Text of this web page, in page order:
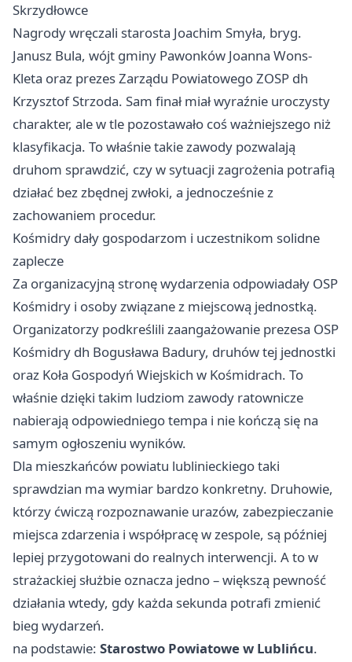
Skrzydłowce
Nagrody wręczali starosta Joachim Smyła, bryg.
Janusz Bula, wójt gminy Pawonków Joanna Wons-
Kleta oraz prezes Zarządu Powiatowego ZOSP dh
Krzysztof Strzoda. Sam finał miał wyraźnie uroczysty
charakter, ale w tle pozostawało coś ważniejszego niż
klasyfikacja. To właśnie takie zawody pozwalają
druhom sprawdzić, czy w sytuacji zagrożenia potrafią
działać bez zbędnej zwłoki, a jednocześnie z
zachowaniem procedur.
Kośmidry dały gospodarzom i uczestnikom solidne
zaplecze
Za organizacyjną stronę wydarzenia odpowiadały OSP
Kośmidry i osoby związane z miejscową jednostką.
Organizatorzy podkreślili zaangażowanie prezesa OSP
Kośmidry dh Bogusława Badury, druhów tej jednostki
oraz Koła Gospodyń Wiejskich w Kośmidrach. To
właśnie dzięki takim ludziom zawody ratownicze
nabierają odpowiedniego tempa i nie kończą się na
samym ogłoszeniu wyników.
Dla mieszkańców powiatu lublinieckiego taki
sprawdzian ma wymiar bardzo konkretny. Druhowie,
którzy ćwiczą rozpoznawanie urazów, zabezpieczanie
miejsca zdarzenia i współpracę w zespole, są później
lepiej przygotowani do realnych interwencji. A to w
strażackiej służbie oznacza jedno – większą pewność
działania wtedy, gdy każda sekunda potrafi zmienić
bieg wydarzeń.
na podstawie: Starostwo Powiatowe w Lublińcu.